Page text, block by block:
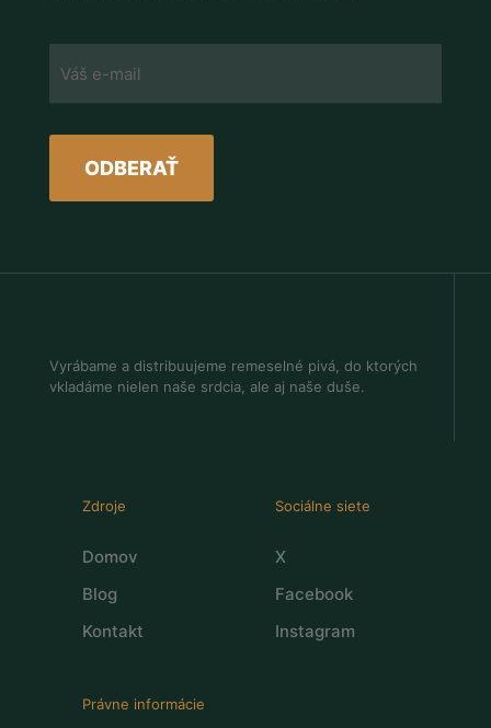
Vyrábame a distribuujeme remeselné pivá, do ktorých
vkladáme nielen naše srdcia, ale aj naše duše.
Zdroje
Domov
Blog
Kontakt
Sociálne siete
X
Facebook
Instagram
Právne informácie